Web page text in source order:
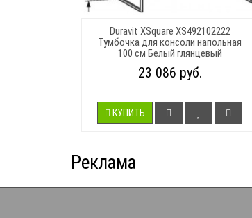
Duravit XSquare XS492102222
Тумбочка для консоли напольная
100 см Белый глянцевый
23 086 руб.
КУПИТЬ
Реклама